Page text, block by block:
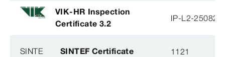
VIK-HR Inspection
Certificate 3.2
IP-L2-250825
SINTE SINTEF Certificate 1121